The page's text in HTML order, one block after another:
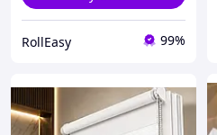
RollEasy 99%